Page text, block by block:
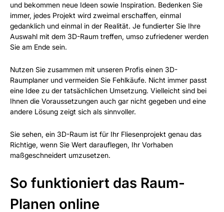
und bekommen neue Ideen sowie Inspiration. Bedenken Sie
immer, jedes Projekt wird zweimal erschaffen, einmal
gedanklich und einmal in der Realität. Je fundierter Sie Ihre
Auswahl mit dem 3D-Raum treffen, umso zufriedener werden
Sie am Ende sein.
Nutzen Sie zusammen mit unseren Profis einen 3D-
Raumplaner und vermeiden Sie Fehlkäufe. Nicht immer passt
eine Idee zu der tatsächlichen Umsetzung. Vielleicht sind bei
Ihnen die Voraussetzungen auch gar nicht gegeben und eine
andere Lösung zeigt sich als sinnvoller.
Sie sehen, ein 3D-Raum ist für Ihr Fliesenprojekt genau das
Richtige, wenn Sie Wert darauflegen, Ihr Vorhaben
maßgeschneidert umzusetzen.
So funktioniert das Raum-
Planen online